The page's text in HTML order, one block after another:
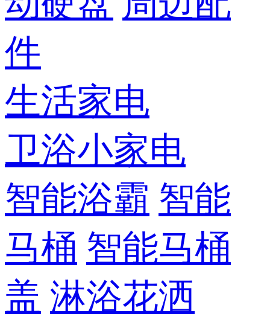
件
生活家电
卫浴小家电
智能浴霸 智能
马桶 智能马桶
盖 淋浴花洒